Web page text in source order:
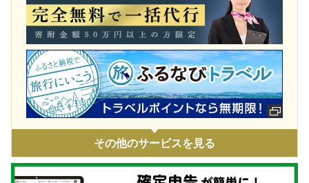
令和7年9・10月台風・豪雨 災害支援
令和7年 埼玉県白岡市役所火災に伴う支援
令和7年1・2月豪雪 災害支援
令和6年9月能登豪雨 災害支援
令和6年能登半島地震 災害支援
ウクライナ情勢による人道支援
その他のサービスを見る